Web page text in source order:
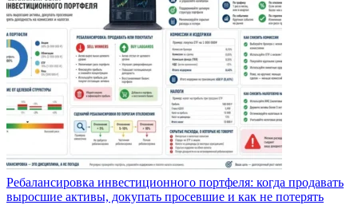
Ребалансировка инвестиционного портфеля: когда продавать
выросшие активы, докупать просевшие и как не потерять